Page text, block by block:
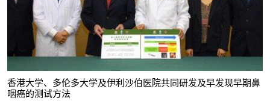
香港大学、多伦多大学及伊利沙伯医院共同研发及早发现早期鼻
咽癌的测试方法